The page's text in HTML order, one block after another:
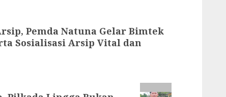
Pemda Natuna Gelar Bimtek
Sosialisasi Arsip Vital dan